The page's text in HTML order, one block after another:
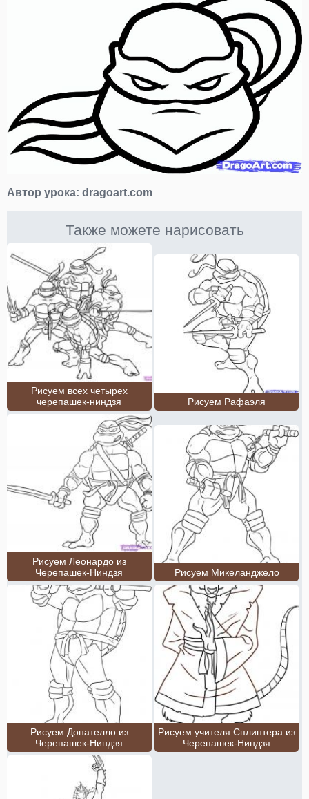
Автор урока: dragoart.com
Также можете нарисовать
Рисуем всех четырех
черепашек-ниндзя
Рисуем Рафаэля
Рисуем Леонардо из
Черепашек-Ниндзя
Рисуем Микеланджело
Рисуем Донателло из
Черепашек-Ниндзя
Рисуем учителя Сплинтера из
Черепашек-Ниндзя